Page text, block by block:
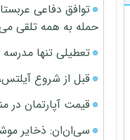
توافق دفاعی
حمله به همه تلقی
تعطیلی تنها مدرسه
قبل از شروع
قیمت آپارتمان در منطقه 22 تهران
سی‌ان‌ان: ذخایر